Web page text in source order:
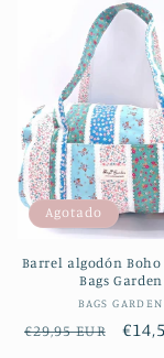
ó
n
Agotado
Barrel algodón Boho
Bags Garden
BAGS GARDEN
Precio
€29,95 EUR